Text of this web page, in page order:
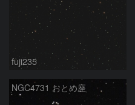
fuji235
NGC4731 おとめ座